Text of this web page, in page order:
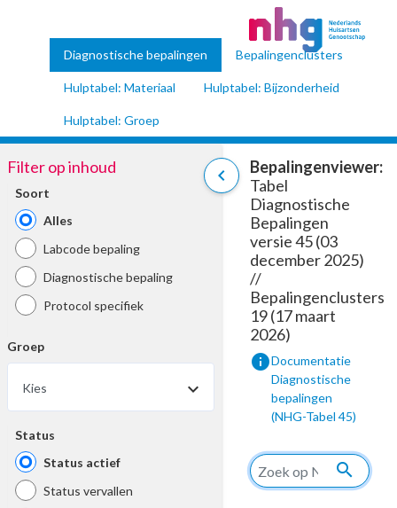
Diagnostische bepalingen Bepalingenclusters
Hulptabel: Materiaal Hulptabel: Bijzonderheid
Hulptabel: Groep
chevron_left
Filter op inhoud
Soort
Alles
Labcode bepaling
Diagnostische bepaling
Protocol specifiek
Groep
Kies
Status
Status actief
Status vervallen
Bepalingenviewer:
Tabel
Diagnostische
Bepalingen
versie 45 (03
december 2025)
//
Bepalingenclusters
19 (17 maart
2026)
infoDocumentatie
Diagnostische
bepalingen
(NHG-Tabel 45)
search